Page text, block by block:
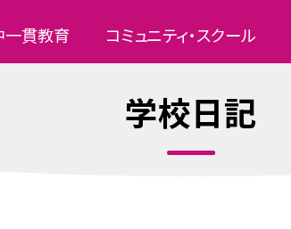
一貫教育 コミュニティ・スクール
学校日記